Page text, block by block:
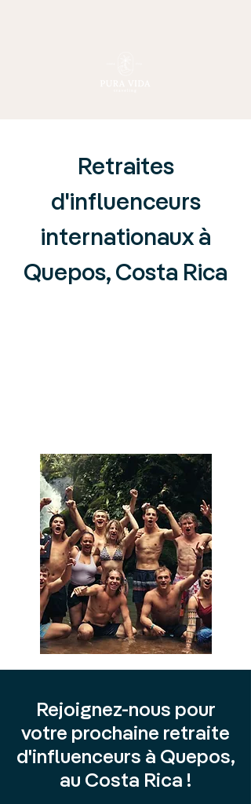
Retraites
d'influenceurs
internationaux à
Quepos, Costa Rica
Rejoignez-nous pour
votre prochaine retraite
d'influenceurs à Quepos,
au Costa Rica !